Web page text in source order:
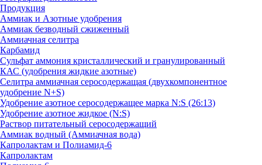
Продукция
Аммиак и Азотные удобрения
Аммиак безводный сжиженный
Аммиачная селитра
Карбамид
Сульфат аммония кристаллический и гранулированный
КАС (удобрения жидкие азотные)
Селитра аммиачная серосодержащая (двухкомпонентное
удобрение N+S)
Удобрение азотное серосодержащее марка N:S (26:13)
Удобрение азотное жидкое (N:S)
Раствор питательный серосодержащий
Аммиак водный (Аммиачная вода)
Капролактам и Полиамид-6
Капролактам